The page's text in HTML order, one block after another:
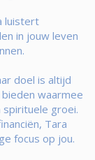
luistert
in jouw leven
doel is altijd
waarmee
groei.
Tara
focus op jou.